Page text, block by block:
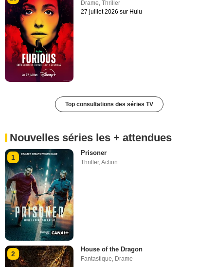
Drame,Thriller
27 juillet 2026 sur Hulu
Top consultations des séries TV
Nouvelles séries les + attendues
1
Prisoner
Thriller,Action
2
House of the Dragon
Fantastique, Drame